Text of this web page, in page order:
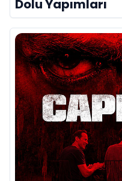
Dolu Yapımları